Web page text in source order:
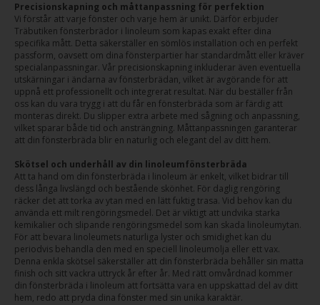
Precisionskapning och måttanpassning för perfektion
Vi förstår att varje fönster och varje hem är unikt. Därför erbjuder
Träbutiken fönsterbrädor i linoleum som kapas exakt efter dina
specifika mått. Detta säkerställer en sömlös installation och en perfekt
passform, oavsett om dina fönsterpartier har standardmått eller kräver
specialanpassningar. Vår precisionskapning inkluderar även eventuella
utskärningar i ändarna av fönsterbrädan, vilket är avgörande för att
uppnå ett professionellt och integrerat resultat. När du beställer från
oss kan du vara trygg i att du får en fönsterbräda som är färdig att
monteras direkt. Du slipper extra arbete med sågning och anpassning,
vilket sparar både tid och ansträngning. Måttanpassningen garanterar
att din fönsterbräda blir en naturlig och elegant del av ditt hem.
Skötsel och underhåll av din linoleumfönsterbräda
Att ta hand om din fönsterbräda i linoleum är enkelt, vilket bidrar till
dess långa livslängd och bestående skönhet. För daglig rengöring
räcker det att torka av ytan med en lätt fuktig trasa. Vid behov kan du
använda ett milt rengöringsmedel. Det är viktigt att undvika starka
kemikalier och slipande rengöringsmedel som kan skada linoleumytan.
För att bevara linoleumets naturliga lyster och smidighet kan du
periodvis behandla den med en speciell linoleumolja eller ett vax.
Denna enkla skötsel säkerställer att din fönsterbräda behåller sin matta
finish och sitt vackra uttryck år efter år. Med rätt omvårdnad kommer
din fönsterbräda i linoleum att fortsätta vara en uppskattad del av ditt
hem, redo att pryda dina fönster med sin unika karaktär.